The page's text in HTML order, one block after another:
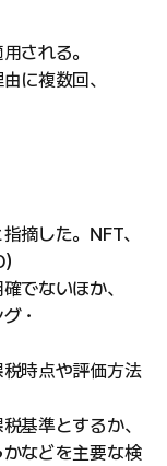
される。
に複数回、
摘した。NFT、
でないほか、
・
時点や評価方法
基準とするか、
などを主要な検